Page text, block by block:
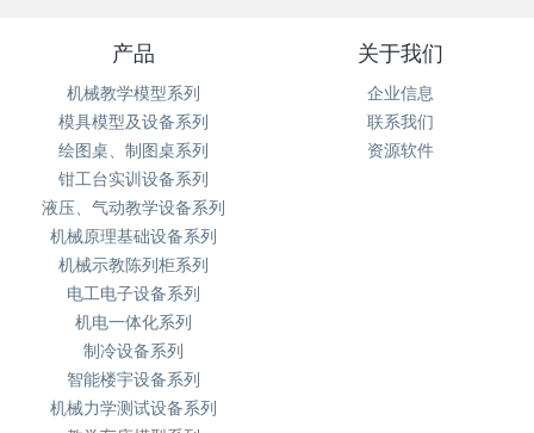
产品
机械教学模型系列
模具模型及设备系列
绘图桌、制图桌系列
钳工台实训设备系列
液压、气动教学设备系列
机械原理基础设备系列
机械示教陈列柜系列
电工电子设备系列
机电一体化系列
制冷设备系列
智能楼宇设备系列
机械力学测试设备系列
关于我们
企业信息
联系我们
资源软件